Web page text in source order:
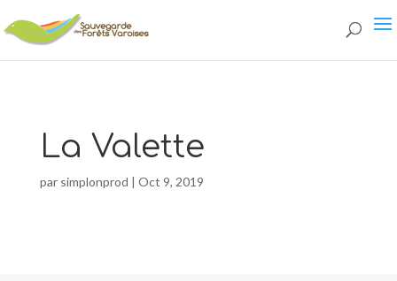
La Valette
par simplonprod | Oct 9, 2019